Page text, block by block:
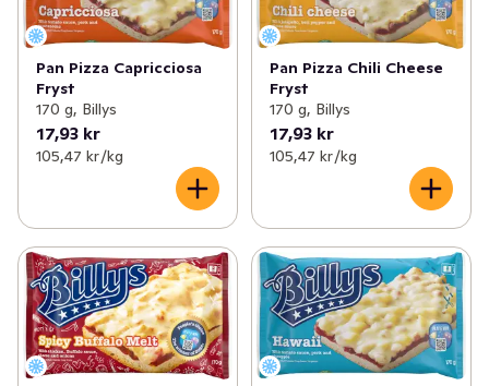
Pan Pizza Capricciosa
Fryst
170 g, Billys
17,93 kr
105,47 kr /kg
Pan Pizza Chili Cheese
Fryst
170 g, Billys
17,93 kr
105,47 kr /kg